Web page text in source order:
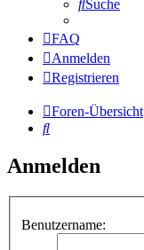
Suche
FAQ
Anmelden
Registrieren
Foren-Übersicht
Suche
Anmelden
Benutzername: